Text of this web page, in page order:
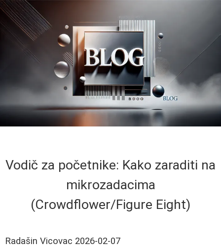
Vodič za početnike: Kako zaraditi na
mikrozadacima
(Crowdflower/Figure Eight)
Radašin Vicovac 2026-02-07